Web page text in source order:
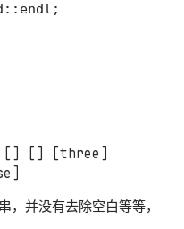
[] [three]
，并没有去除空白等等，